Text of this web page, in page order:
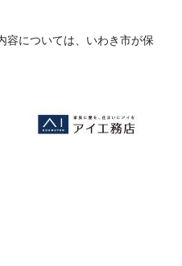
容については、いわき市が保